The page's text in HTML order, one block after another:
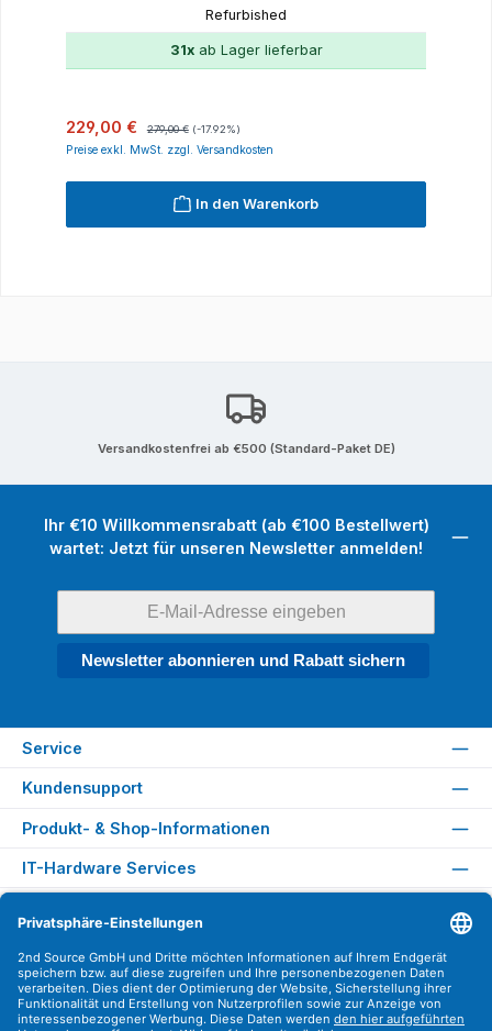
Refurbished
31xab Lager lieferbar
Verkaufspreis:
229,00 € 279,00 € (-17.92%)
Preise exkl. MwSt. zzgl. Versandkosten
In den Warenkorb
Versandkostenfrei ab €500 (Standard-Paket DE)
Ihr €10 Willkommensrabatt (ab €100 Bestellwert)
wartet: Jetzt für unseren Newsletter anmelden!
Newsletter abonnieren und Rabatt sichern
Service
Kundensupport
Produkt- & Shop-Informationen
IT-Hardware Services
Versandarten
Zahlungsarten